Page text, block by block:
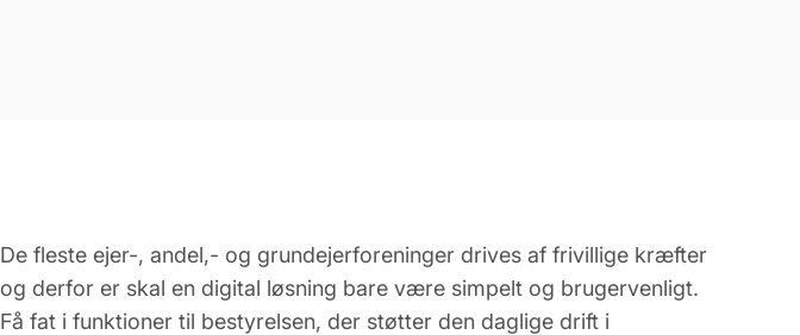
De fleste ejer-, andel,- og grundejerforeninger drives af frivillige kræfter
og derfor er skal en digital løsning bare være simpelt og brugervenligt.
Få fat i funktioner til bestyrelsen, der støtter den daglige drift i